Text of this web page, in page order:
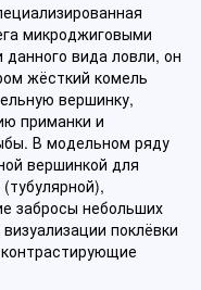
микроджиговыми
вида ловли, он
жёсткий комель
вершинку,
приманки и
В модельном ряду
вершинкой для
забросы небольших
поклёвки